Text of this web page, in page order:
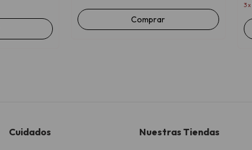
Comprar
3x
Cuidados Nuestras Tiendas